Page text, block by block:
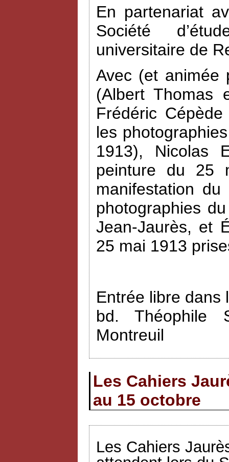
En partenariat
Société
universitaire de
Avec (et animée
(Albert Thomas
Frédéric
les
1913), Nicolas
peinture du 25
manifestation
photographies
Jean-Jaurès, et
25 mai 1913
Entrée libre dans
bd. Théophile
Montreuil
Les Cahiers
au 15 octobre
Les Cahiers